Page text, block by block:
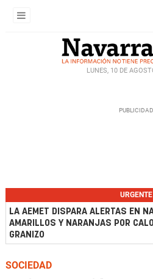
LUNES, 10 DE
URGENTE
LA AEMET DISPARA ALERTAS EN
AMARILLOS Y NARANJAS POR
GRANIZO
SOCIEDAD